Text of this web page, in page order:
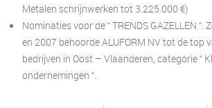
Metalen schrijnwerken tot 3.225.000 €)
Nominaties voor de “ TRENDS GAZELLEN “.
en 2007 behoorde ALUFORM NV tot de top
bedrijven in Oost – Vlaanderen, categorie “
ondernemingen “.